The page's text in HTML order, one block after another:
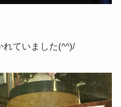
れていました(^^)/